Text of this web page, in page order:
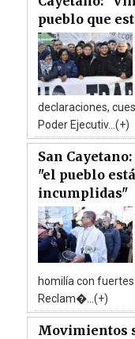
pueblo que
declaraciones,
Poder Ejecutiv...(+)
San
"el pueblo
incumplidas"
homilía con fuertes
Reclam�...(+)
Movimientos